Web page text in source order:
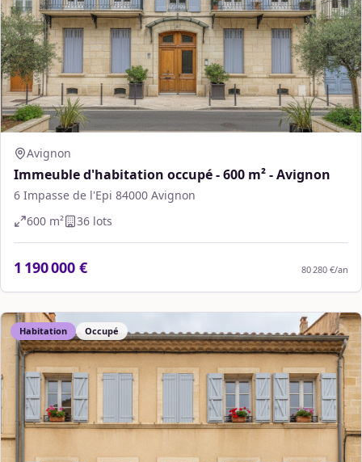
Avignon
Immeuble d'habitation occupé - 600 m² - Avignon
6 Impasse de l'Epi 84000 Avignon
600 m² 36 lots
1 190 000 € 80 280 €/an
Habitation Occupé